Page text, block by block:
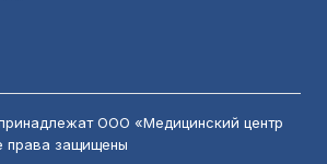
ООО «Медицинский центр
права защищены